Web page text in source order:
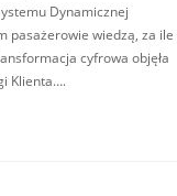
Dynamicznej
pasażerowie wiedzą, za ile
cyfrowa objęła
Klienta….